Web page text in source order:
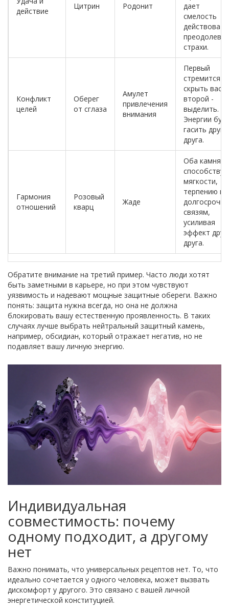
действие
Цитрин Родонит
дает
смелость
страхи.
Конфликт
целей
Оберег
от сглаза
Амулет
привлечения
внимания
Первый
стремится
скрыть вас,
второй -
выделить.
Энергии
гасить друг
друга.
Гармония
отношений
Розовый
кварц
Жаде
Оба камня
мягкости,
терпению и
связям,
усиливая
эффект друг
друга.
Обратите внимание на третий пример. Часто люди хотят
быть заметными в карьере, но при этом чувствуют
уязвимость и надевают мощные защитные обереги. Важно
понять: защита нужна всегда, но она не должна
блокировать вашу естественную проявленность. В таких
случаях лучше выбрать нейтральный защитный камень,
например, обсидиан, который отражает негатив, но не
подавляет вашу личную энергию.
Индивидуальная
совместимость: почему
одному подходит, а другому
нет
Важно понимать, что универсальных рецептов нет. То, что
идеально сочетается у одного человека, может вызвать
дискомфорт у другого. Это связано с вашей личной
энергетической конституцией.